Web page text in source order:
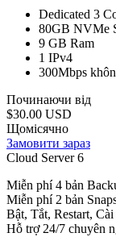
Dedicated 3
80GB NVMe
9 GB Ram
1 IPv4
300Mbps
Починаючи від
$30.00 USD
Щомісячно
Замовити зараз
Cloud Server 6
Miễn phí 4 bản
Miễn phí 2 bản
Bật, Tắt, Restart,
Hỗ trợ 24/7 chuyên